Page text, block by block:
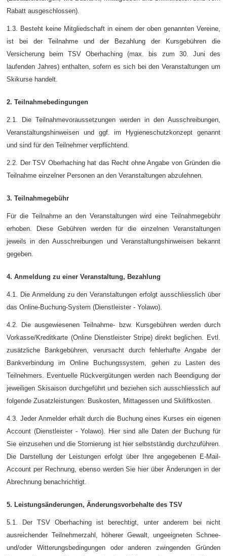
Rabatt ausgeschlossen).
1.3. Besteht keine Mitgliedschaft in einem der oben genannten Vereine,
ist bei der Teilnahme und der Bezahlung der Kursgebühren die
Versicherung beim TSV Oberhaching (max. bis zum 30. Juni des
laufenden Jahres) enthalten, sofern es sich bei den Veranstaltungen um
Skikurse handelt.
2. Teilnahmebedingungen
2.1. Die Teilnahmevoraussetzungen werden in den Ausschreibungen,
Veranstaltungshinweisen und ggf. im Hygieneschutzkonzept genannt
und sind für den Teilnehmer verpflichtend.
2.2. Der TSV Oberhaching hat das Recht ohne Angabe von Gründen die
Teilnahme einzelner Personen an den Veranstaltungen abzulehnen.
3. Teilnahmegebühr
Für die Teilnahme an den Veranstaltungen wird eine Teilnahmegebühr
erhoben. Diese Gebühren werden für die einzelnen Veranstaltungen
jeweils in den Ausschreibungen und Veranstaltungshinweisen bekannt
gegeben.
4. Anmeldung zu einer Veranstaltung, Bezahlung
4.1. Die Anmeldung zu den Veranstaltungen erfolgt ausschliesslich über
das Online-Buchung-System (Dienstleister - Yolawo).
4.2. Die ausgewiesenen Teilnahme- bzw. Kursgebühren werden durch
Vorkasse/Kreditkarte (Online Dienstleister Stripe) direkt beglichen. Evtl.
zusätzliche Bankgebühren, verursacht durch fehlerhafte Angabe der
Bankverbindung im Online Buchungssystem, gehen zu Lasten des
Teilnehmers. Eventuelle Rückvergütungen werden nach Beendigung der
jeweiligen Skisaison durchgeführt und beziehen sich ausschliesslich auf
folgende Zusatzleistungen: Buskosten, Mittagessen und Skiliftkosten.
4.3. Jeder Anmelder erhält durch die Buchung eines Kurses ein eigenen
Account (Dienstleister - Yolawo). Hier sind alle Daten der Buchung für
Sie einzusehen und die Stornierung ist hier selbstständig durchzuführen.
Die Darstellung der Leistungen erfolgt über Ihre angegebenen E-Mail-
Account per Rechnung, ebenso werden Sie hier über Änderungen in der
Abrechnung benachrichtigt.
5. Leistungsänderungen, Änderungsvorbehalte des TSV
5.1. Der TSV Oberhaching ist berechtigt, unter anderem bei nicht
ausreichender Teilnehmerzahl, höherer Gewalt, ungeeigneten Schnee-
und/oder Witterungsbedingungen oder anderen zwingenden Gründen